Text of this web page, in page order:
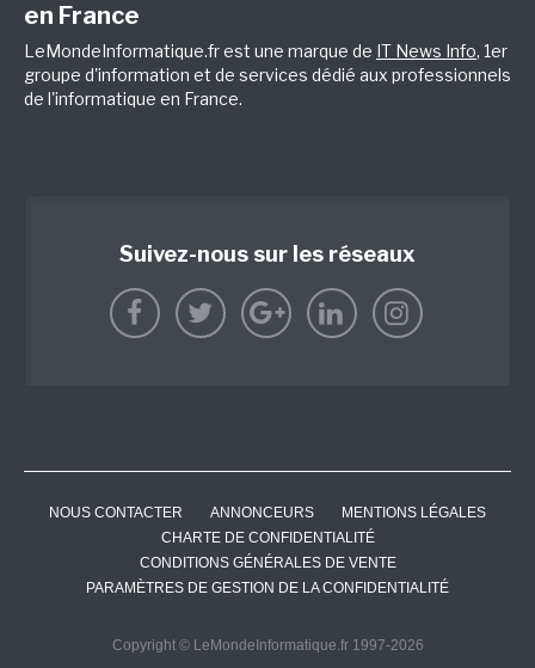
en France
LeMondeInformatique.fr est une marque de IT News Info, 1er
groupe d'information et de services dédié aux professionnels
de l'informatique en France.
Suivez-nous sur les réseaux
NOUS CONTACTER ANNONCEURS
MENTIONS LÉGALES
CHARTE DE CONFIDENTIALITÉ
CONDITIONS GÉNÉRALES DE VENTE
PARAMÈTRES DE GESTION DE LA CONFIDENTIALITÉ
Copyright © LeMondeInformatique.fr 1997-2026